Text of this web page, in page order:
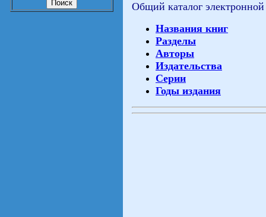
Общий каталог
Названия книг
Разделы
Авторы
Издательства
Серии
Годы издания